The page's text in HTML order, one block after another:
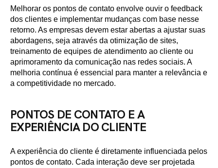
Melhorar os pontos de contato envolve ouvir o feedback
dos clientes e implementar mudanças com base nesse
retorno. As empresas devem estar abertas a ajustar suas
abordagens, seja através da otimização de sites,
treinamento de equipes de atendimento ao cliente ou
aprimoramento da comunicação nas redes sociais. A
melhoria contínua é essencial para manter a relevância e
a competitividade no mercado.
PONTOS DE CONTATO E A
EXPERIÊNCIA DO CLIENTE
A experiência do cliente é diretamente influenciada pelos
pontos de contato. Cada interação deve ser projetada